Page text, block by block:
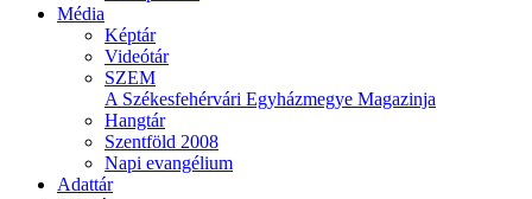
Média
Képtár
Videótár
SZEM
A Székesfehérvári Egyházmegye Magazinja
Hangtár
Szentföld 2008
Napi evangélium
Adattár